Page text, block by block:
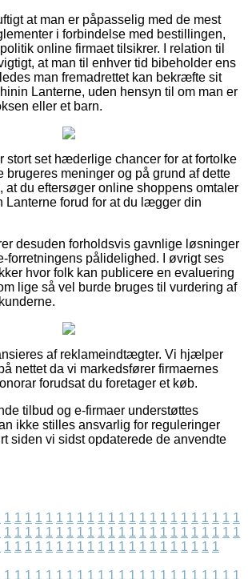
at man er påpasselig med de mest
i forbindelse med bestillingen,
online firmaet tilsikrer. I relation til
at man til enhver tid bibeholder ens
man fremadrettet kan bekræfte sit
Lanterne, uden hensyn til om man er
eller et barn.
stort set hæderlige chancer for at fortolke
brugeres meninger og på grund af dette
at du eftersøger online shoppens omtaler
Lanterne forud for at du lægger din
desuden forholdsvis gavnlige løsninger
forretningens pålidelighed. I øvrigt ses
hvor folk kan publicere en evaluering
lige så vel burde bruges til vurdering af
af reklameindtægter. Vi hjælper
nettet da vi markedsfører firmaernes
forudsat du foretager et køb.
tilbud og e-firmaer understøttes
ikke stilles ansvarlig for reguleringer
siden vi sidst opdaterede de anvendte
1 1 1 1 1 1 1 1 1 1 1 1 1 1 1 1 1 1 1 1 1 1 1
1 1 1 1 1 1 1 1 1 1 1 1 1 1 1 1 1 1 1 1 1 1 1
1 1 1 1 1 1 1 1 1 1 1 1 1 1 1 1 1 1 1 1 1
1 1 1 1 1 1 1 1 1 1 1 1 1 1 1 1 1 1 1 1 1 1 1